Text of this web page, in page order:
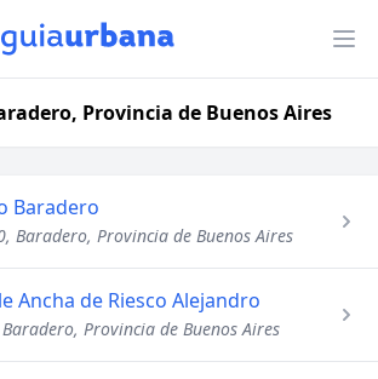
Provincia de Buenos Aires
Baradero
Baradero, Provincia de Buenos Aires
Ancha de Riesco Alejandro
Provincia de Buenos Aires